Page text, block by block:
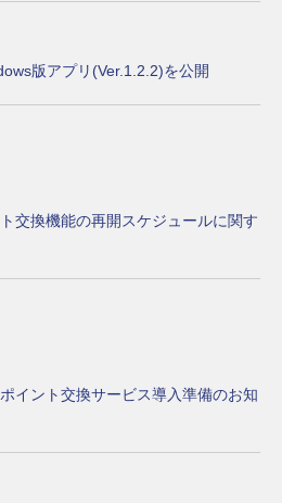
版アプリ(Ver.1.2.2)を公開
交換機能の再開スケジュールに関す
イント交換サービス導入準備のお知